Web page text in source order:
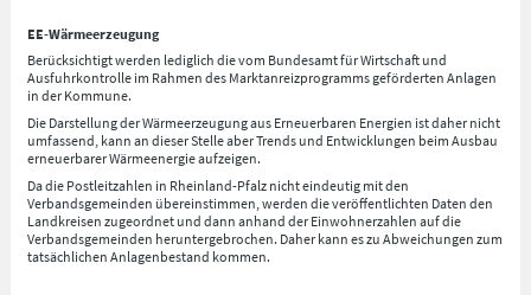
EE-Wärmeerzeugung
Berücksichtigt werden lediglich die vom Bundesamt für Wirtschaft und
Ausfuhrkontrolle im Rahmen des Marktanreizprogramms geförderten Anlagen
in der Kommune.
Die Darstellung der Wärmeerzeugung aus Erneuerbaren Energien ist daher nicht
umfassend, kann an dieser Stelle aber Trends und Entwicklungen beim Ausbau
erneuerbarer Wärmeenergie aufzeigen.
Da die Postleitzahlen in Rheinland-Pfalz nicht eindeutig mit den
Verbandsgemeinden übereinstimmen, werden die veröffentlichten Daten den
Landkreisen zugeordnet und dann anhand der Einwohnerzahlen auf die
Verbandsgemeinden heruntergebrochen. Daher kann es zu Abweichungen zum
tatsächlichen Anlagenbestand kommen.